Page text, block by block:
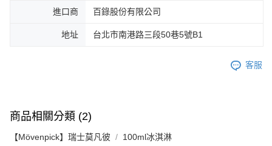
進口商 百錄股份有限公司
地址 台北市南港路三段50巷5號B1
客服
商品相關分類 (2)
【Mövenpick】瑞士莫凡彼 100ml冰淇淋